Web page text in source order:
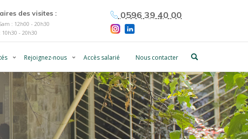
des visites :
: 12h00 - 20h30
10h30 - 20h30
0596 39 40 00
Rejoignez-nous Accès salarié Nous contacter